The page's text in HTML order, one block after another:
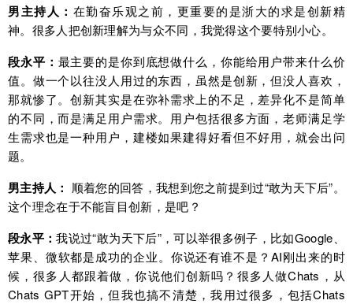
男主持人： 在勤奋乐观之前，更重要的是浙大的求是创新精
神。很多人把创新理解为与众不同，我觉得这个要特别小心。
段永平： 最主要的是你到底想做什么，你能给用户带来什么价
值。做一个以往没人用过的东西，虽然是创新，但没人喜欢，
那就惨了。创新其实是在弥补需求上的不足，差异化不是简单
的不同，而是满足用户需求。用户包括很多方面，老师满足学
生需求也是一种用户，建楼如果建得好看但不好用，就会出问
题。
男主持人： 顺着您的回答，我想到您之前提到过“敢为天下后”。
这个理念在于不能盲目创新，是吧？
段永平：我说过“敢为天下后”，可以举很多例子，比如Google、
苹果、微软都是成功的企业。你说还有谁不是？AI刚出来的时
候，很多人都跟着做，你说他们创新吗？很多人做Chats，从
Chats GPT开始，但我也搞不清楚，我用过很多，包括Chats